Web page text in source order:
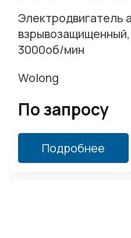
Электродвигатель
3000об/мин
Wolong
По запросу
Подробнее